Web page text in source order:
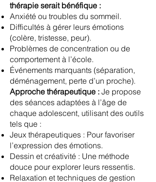
thérapie serait bénéfique :
Anxiété ou troubles du sommeil.
Difficultés à gérer leurs émotions
(colère, tristesse, peur).
Problèmes de concentration ou de
comportement à l’école.
Événements marquants (séparation,
déménagement, perte d’un proche).
Approche thérapeutique : Je propose
des séances adaptées à l’âge de
chaque adolescent, utilisant des outils
tels que :
Jeux thérapeutiques : Pour favoriser
l’expression des émotions.
Dessin et créativité : Une méthode
douce pour explorer leurs ressentis.
Relaxation et techniques de gestion